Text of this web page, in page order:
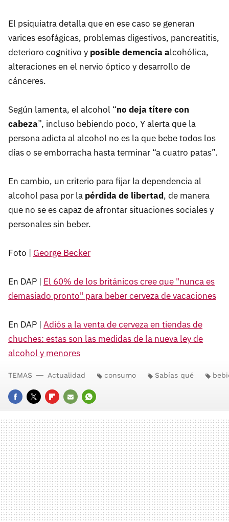
El psiquiatra detalla que en ese caso se generan
varices esofágicas, problemas digestivos, pancreatitis,
deterioro cognitivo y posible demencia alcohólica,
alteraciones en el nervio óptico y desarrollo de
cánceres.
Según lamenta, el alcohol “no deja títere con
cabeza”, incluso bebiendo poco, Y alerta que la
persona adicta al alcohol no es la que bebe todos los
días o se emborracha hasta terminar “a cuatro patas”.
En cambio, un criterio para fijar la dependencia al
alcohol pasa por la pérdida de libertad, de manera
que no se es capaz de afrontar situaciones sociales y
personales sin beber.
Foto | George Becker
En DAP | El 60% de los británicos cree que "nunca es
demasiado pronto" para beber cerveza de vacaciones
En DAP | Adiós a la venta de cerveza en tiendas de
chuches: estas son las medidas de la nueva ley de
alcohol y menores
FACEBOOK
TWITTERFLIPBOARD
E-
MAIL
WHATSAPP
TEMAS Actualidad consumo Sabías qué